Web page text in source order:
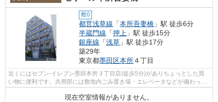
敷0
都営浅草線 「本所吾妻橋 」駅 徒歩6分
半蔵門線 「押上 」駅 徒歩15分
銀座線 「浅草 」駅 徒歩17分
築29年
東京都墨田区本所４丁目
近くにはセブン-イレブン墨田本所３丁目店(徒歩5分)がありちょっとした買
い物に便利です。共用部には敷地内ごみ置き場・エレベータなどが備わって
おりとても充実しています。外観タイ...
現在空室情報がありません。